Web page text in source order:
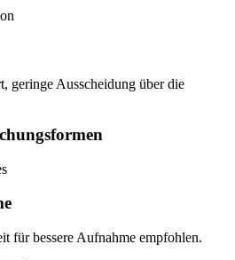
geringe Ausscheidung über die
für bessere Aufnahme empfohlen.